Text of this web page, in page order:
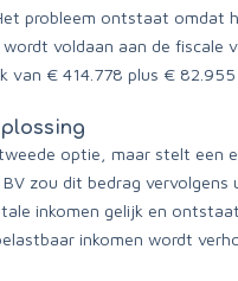
probleem ontstaat omdat
voldaan aan de fiscale
van € 414.778 plus €
optie, maar stelt een
BV zou dit bedrag
inkomen gelijk en
inkomen wordt